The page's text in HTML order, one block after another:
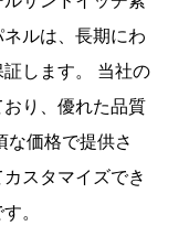
ルは、長期にわ
します。 当社の
り、優れた品質
な価格で提供さ
スタマイズでき
。